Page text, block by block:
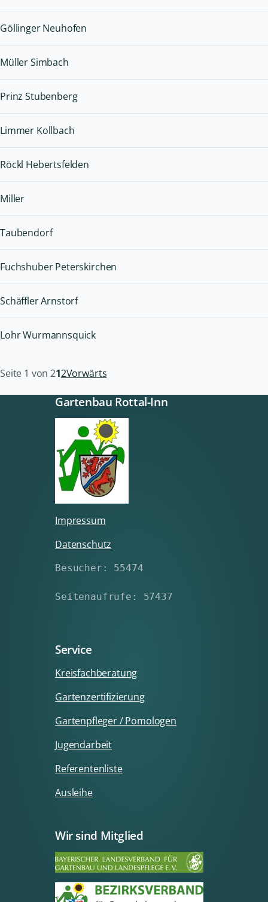
Göllinger Neuhofen
Müller Simbach
Prinz Stubenberg
Limmer Kollbach
Röckl Hebertsfelden
Miller
Taubendorf
Fuchshuber Peterskirchen
Schäffler Arnstorf
Lohr Wurmannsquick
Seite 1 von 212Vorwärts
Gartenbau Rottal-Inn
Impressum
Datenschutz
Besucher: 55474
Seitenaufrufe: 57437
Service
Kreisfachberatung
Gartenzertifizierung
Gartenpfleger / Pomologen
Jugendarbeit
Referentenliste
Ausleihe
Wir sind Mitglied